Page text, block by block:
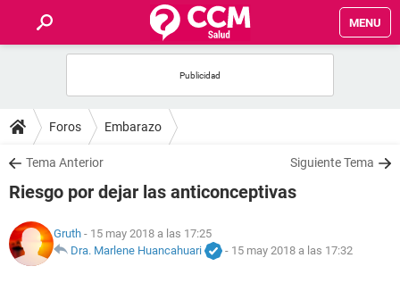
MENU
FOROS
SALUD
FAMILIA
NUTRICIÓN
Foros Embarazo
Tema Anterior Siguiente Tema
Riesgo por dejar las anticonceptivas
Gruth - 15 may 2018 a las 17:25
Dra. Marlene Huancahuari
- 15 may 2018 a las 17:32